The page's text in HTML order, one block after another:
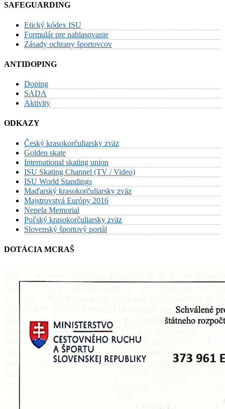
SAFEGUARDING
Etický kódex ISU
Formulár pre nahlasovanie
Zásady ochrany športovcov
ANTIDOPING
Doping
SADA
Aktivity
ODKAZY
Český krasokorčuliarsky zväz
Golden skate
International skating union
ISU Skating Channel (TV / Video)
ISU World Standings
Maďarský krasokorčuliarsky zväz
Majstrovstvá Európy 2016
Nepela Memorial
Poľský krasokorčuliarsky zväz
Slovenský športový portál
DOTÁCIA MCRAŠ